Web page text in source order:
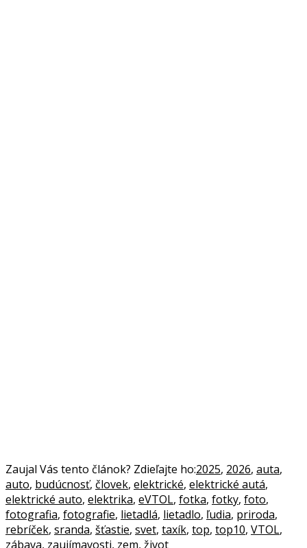
Zaujal Vás tento článok? Zdieľajte ho:2025, 2026, auta,
auto, budúcnosť, človek, elektrické, elektrické autá,
elektrické auto, elektrika, eVTOL, fotka, fotky, foto,
fotografia, fotografie, lietadlá, lietadlo, ľudia, priroda,
rebríček, sranda, šťastie, svet, taxík, top, top10, VTOL,
zábava, zaujímavosti, zem, život